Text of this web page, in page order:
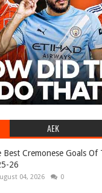
AEK
Best Cremonese Goals
26
04, 2026 0